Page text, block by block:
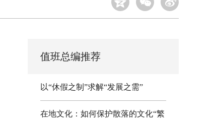
值班总编推荐
以“休假之制”求解“发展之需”
在地文化：如何保护散落的文化“繁